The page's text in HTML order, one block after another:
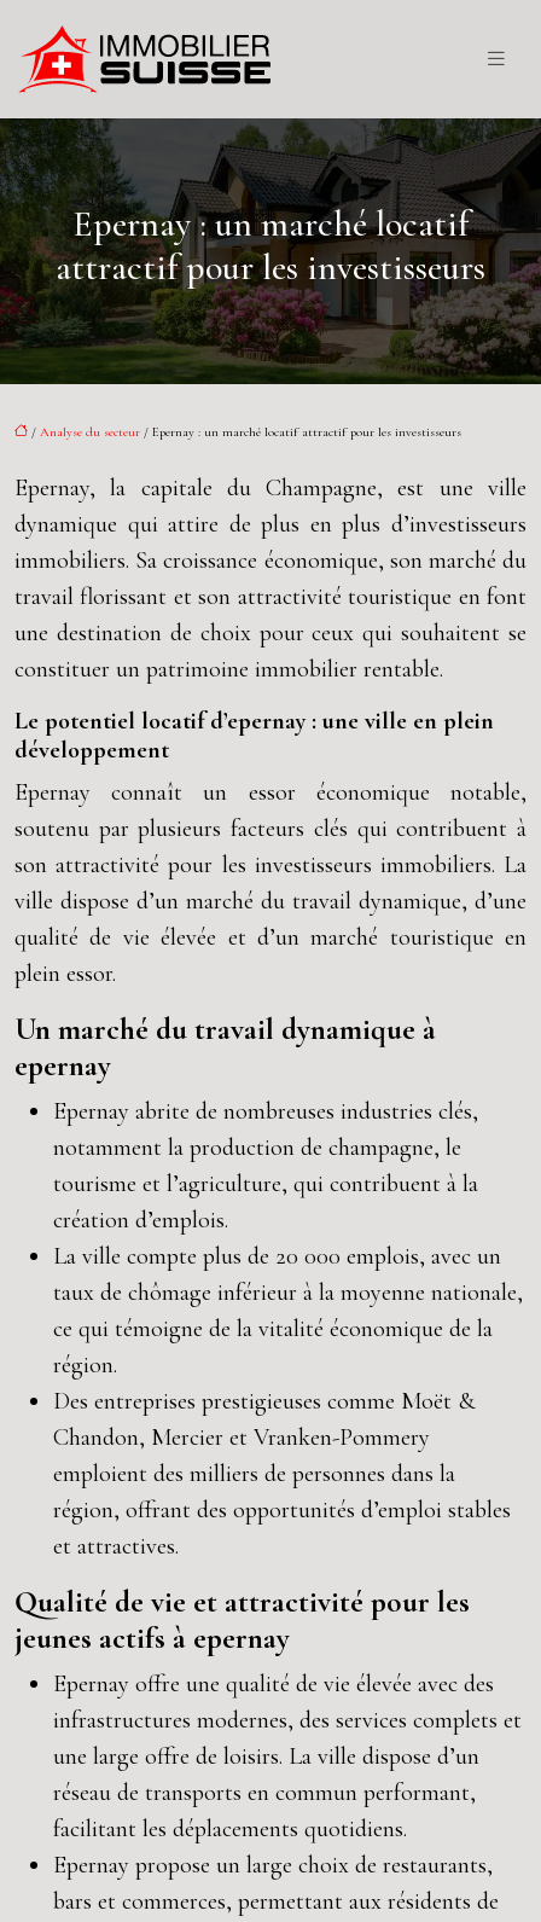
Epernay : un marché locatif
attractif pour les investisseurs
/ Analyse du secteur / Epernay : un marché locatif attractif pour les investisseurs
Epernay, la capitale du Champagne, est une ville
dynamique qui attire de plus en plus d’investisseurs
immobiliers. Sa croissance économique, son marché du
travail florissant et son attractivité touristique en font
une destination de choix pour ceux qui souhaitent se
constituer un patrimoine immobilier rentable.
Le potentiel locatif d’epernay : une ville en plein
développement
Epernay connaît un essor économique notable,
soutenu par plusieurs facteurs clés qui contribuent à
son attractivité pour les investisseurs immobiliers. La
ville dispose d’un marché du travail dynamique, d’une
qualité de vie élevée et d’un marché touristique en
plein essor.
Un marché du travail dynamique à
epernay
Epernay abrite de nombreuses industries clés,
notamment la production de champagne, le
tourisme et l’agriculture, qui contribuent à la
création d’emplois.
La ville compte plus de 20 000 emplois, avec un
taux de chômage inférieur à la moyenne nationale,
ce qui témoigne de la vitalité économique de la
région.
Des entreprises prestigieuses comme Moët &
Chandon, Mercier et Vranken-Pommery
emploient des milliers de personnes dans la
région, offrant des opportunités d’emploi stables
et attractives.
Qualité de vie et attractivité pour les
jeunes actifs à epernay
Epernay offre une qualité de vie élevée avec des
infrastructures modernes, des services complets et
une large offre de loisirs. La ville dispose d’un
réseau de transports en commun performant,
facilitant les déplacements quotidiens.
Epernay propose un large choix de restaurants,
bars et commerces, permettant aux résidents de